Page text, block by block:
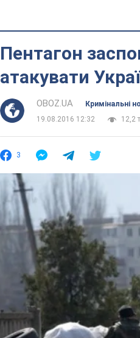
Пентагон
атакувати
OBOZ.UA
Кримінальні
19.08.2016 12:32
12,2
3